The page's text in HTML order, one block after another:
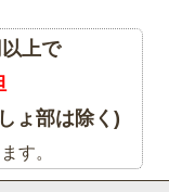
上で
ょ部は除く)
す。